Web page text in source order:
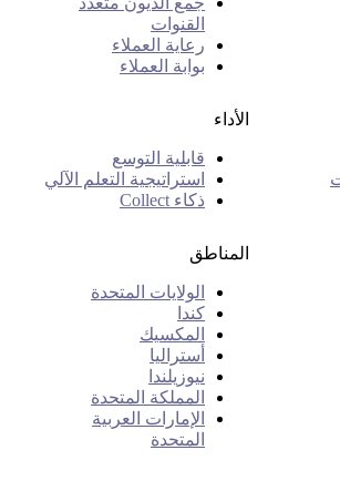
القنوات
رعاية العملاء
بوابة العملاء
الأداء
قابلية التوسع
استراتيجية التعلم الآلي
ذكاء Collect
المناطق
الولايات المتحدة
كندا
المكسيك
أستراليا
نيوزيلندا
المملكة المتحدة
الإمارات العربية
المتحدة